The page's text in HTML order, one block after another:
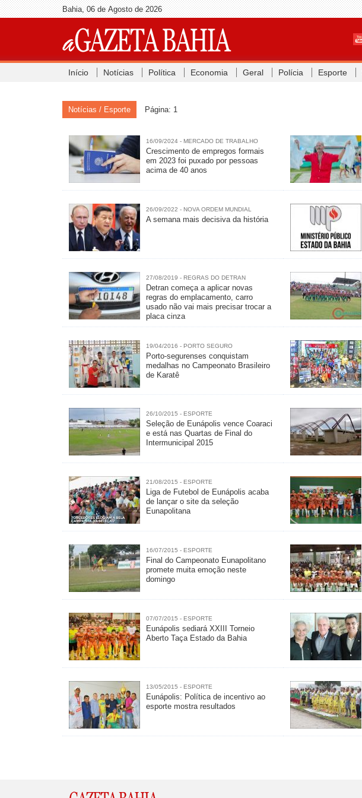
Bahia, 06 de Agosto de 2026
Início Notícias Política Economia Geral Polícia Esporte
Notícias / Esporte Página: 1
16/09/2024 - MERCADO DE TRABALHO
Crescimento de empregos formais
em 2023 foi puxado por pessoas
acima de 40 anos
26/09/2022 - NOVA ORDEM MUNDIAL
A semana mais decisiva da história
27/08/2019 - REGRAS DO DETRAN
Detran começa a aplicar novas
regras do emplacamento, carro
usado não vai mais precisar trocar a
placa cinza
19/04/2016 - PORTO SEGURO
Porto-segurenses conquistam
medalhas no Campeonato Brasileiro
de Karatê
26/10/2015 - ESPORTE
Seleção de Eunápolis vence Coaraci
e está nas Quartas de Final do
Intermunicipal 2015
21/08/2015 - ESPORTE
Liga de Futebol de Eunápolis acaba
de lançar o site da seleção
Eunapolitana
16/07/2015 - ESPORTE
Final do Campeonato Eunapolitano
promete muita emoção neste
domingo
07/07/2015 - ESPORTE
Eunápolis sediará XXIII Torneio
Aberto Taça Estado da Bahia
13/05/2015 - ESPORTE
Eunápolis: Política de incentivo ao
esporte mostra resultados